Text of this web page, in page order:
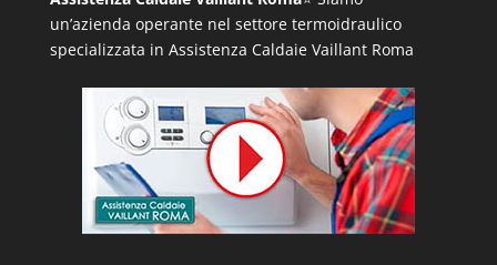
un’azienda operante nel settore termoidraulico
specializzata in Assistenza Caldaie Vaillant Roma